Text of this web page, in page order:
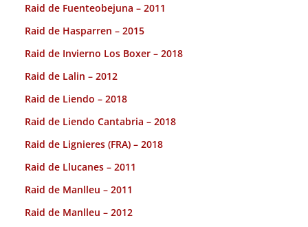
Raid de Fuenteobejuna – 2011
Raid de Hasparren – 2015
Raid de Invierno Los Boxer – 2018
Raid de Lalin – 2012
Raid de Liendo – 2018
Raid de Liendo Cantabria – 2018
Raid de Lignieres (FRA) – 2018
Raid de Llucanes – 2011
Raid de Manlleu – 2011
Raid de Manlleu – 2012